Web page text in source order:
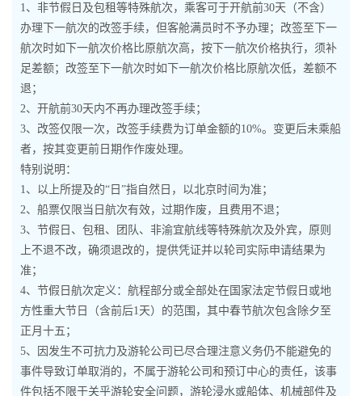
1、非节假日及包租等特殊航次，乘客可于开航前30天（不含）
办理下一航次的改签手续，但客舱满员时不予办理；改签至下一
航次时如下一航次价格比原航次高，按下一航次价格执行，须补
足差额；改签至下一航次时如下一航次价格比原航次低，差额不
退；
2、开航前30天内不再办理改签手续；
3、改签仅限一次，改签手续费为订单金额的10%。变更后未乘船
者，按其变更前日期作作废处理。
特别说明：
1、以上所提及的“日”指自然日，以北京时间为准；
2、船票仅限当日航次有效，过期作废，且费用不退；
3、节假日、包租、团队、非渝宜航线等特殊航次及外宾，原则
上不退不改，确须退改的，提供凭证并以轮司实际申请结果为
准；
4、节假日航次定义：航程部分或全部处在国家法定节假日或地
方性重大节日（含前后1天）的范围，其中春节航次包含除夕至
正月十五；
5、因发生不可抗力及游轮公司已尽合理注意义务仍不能避免的
事件导致订单取消的，不属于游轮公司和预订中心的责任，该事
件包括不限于关乎游轮安全问题，游轮浸水或船体、机械部件及